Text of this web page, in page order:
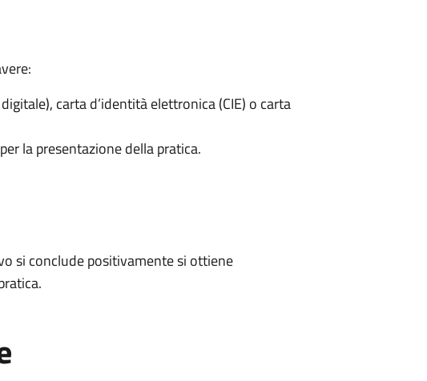
carta d’identità elettronica (CIE) o carta
la presentazione della pratica.
si conclude positivamente si ottiene